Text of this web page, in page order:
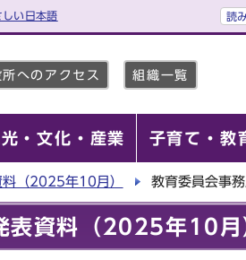
しい日本語 読
へのアクセス 組織一覧
・文化・産業 子育て・教
（2025年10月） 教育委員会事
表資料（2025年10月